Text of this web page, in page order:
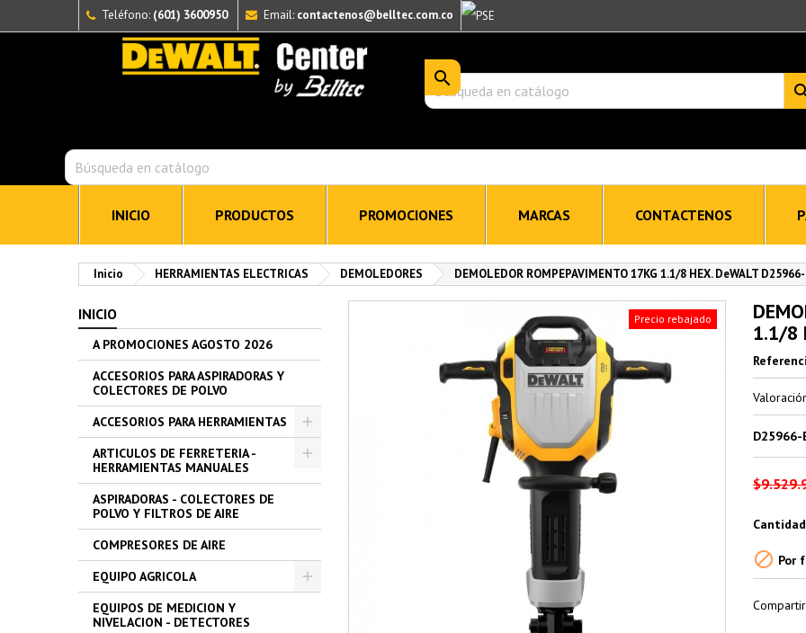
Teléfono: (601) 3600950 Email: contactenos@belltec.com.co

INICIO PRODUCTOS PROMOCIONES MARCAS CONTACTENOS
Inicio HERRAMIENTAS ELECTRICAS DEMOLEDORES DEMOLEDOR ROMPEPAVIMENTO 17KG 1.1/8 HEX. DeWALT
INICIO
A PROMOCIONES AGOSTO 2026
ACCESORIOS PARA ASPIRADORAS Y
COLECTORES DE POLVO
ACCESORIOS PARA HERRAMIENTAS
ARTICULOS DE FERRETERIA -
HERRAMIENTAS MANUALES
ASPIRADORAS - COLECTORES DE
POLVO Y FILTROS DE AIRE
COMPRESORES DE AIRE
EQUIPO AGRICOLA
EQUIPOS DE MEDICION Y
NIVELACION - DETECTORES
Precio rebajado
1.1/8
D25966-
Cantidad
 Por
Compartir